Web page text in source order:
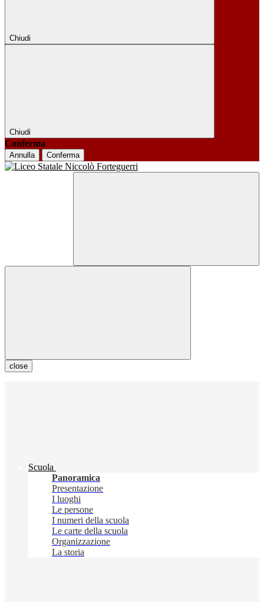
Chiudi
Chiudi
Conferma
Annulla Conferma
close
Scuola
Panoramica
Presentazione
I luoghi
Le persone
I numeri della scuola
Le carte della scuola
Organizzazione
La storia